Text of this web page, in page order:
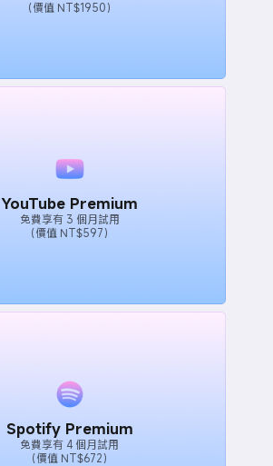
（價值 NT$1950）
YouTube Premium
免費享有 3 個月試用
（價值 NT$597）
Spotify Premium
免費享有 4 個月試用
（價值 NT$672）